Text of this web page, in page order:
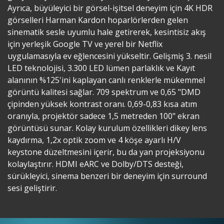
Ayrıca, büyüleyici bir görsel-işitsel deneyim için 4K HDR
görselleri Harman Kardon hoparlörlerden gelen
sinematik sesle uyumlu hale getirerek, kesintisiz akış
için yerleşik Google TV ve yerel bir Netflix
uygulamasıyla ev eğlencesini yükseltir. Gelişmiş 3. nesil
LED teknolojisi, 3.300 LED lümen parlaklık ve Kayıt
alanının %125'ini kaplayan canlı renklerle mükemmel
görüntü kalitesi sağlar. 709 spektrum ve 0,65 "DMD
çipinden yüksek kontrast oranı. 0,69-0,83 kısa atım
oranıyla, projektör sadece 1,5 metreden 100" ekran
görüntüsü sunar. Kolay kurulum özellikleri dikey lens
kaydırma, 1,2x optik zoom ve 4 köşe ayarlı H/V
keystone düzeltmesini içerir, bu da yan projeksiyonu
kolaylaştırır. HDMI eARC ve Dolby/DTS desteği,
sürükleyici, sinema benzeri bir deneyim için surround
sesi geliştirir.​​